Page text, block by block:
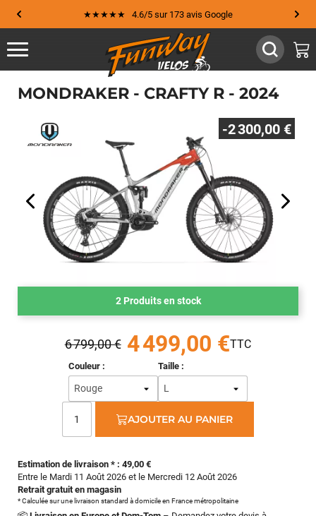
★★★★★ 4.6/5 sur 173 avis Google
MONDRAKER - CRAFTY R - 2024
-2 300,00 €
2 Produits en stock
Estimation de livraison * : 49,00 €
Entre le Mardi 11 Août 2026 et le Mercredi 12 Août 2026
Retrait gratuit en magasin
* Calculée sur une livraison standard à domicile en France métropolitaine
Couleur : Taille :
6 799,00 € 4 499,00 €
AJOUTER AU PANIER